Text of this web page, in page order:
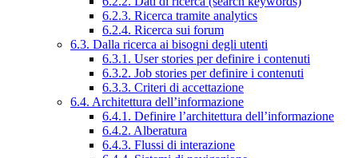
6.2.3. Ricerca tramite analytics
6.2.4. Ricerca sui forum
6.3. Dalla ricerca ai bisogni degli utenti
6.3.1. User stories per definire i contenuti
6.3.2. Job stories per definire i contenuti
6.3.3. Criteri di accettazione
6.4. Architettura dell’informazione
6.4.1. Definire l’architettura dell’informazione
6.4.2. Alberatura
6.4.3. Flussi di interazione